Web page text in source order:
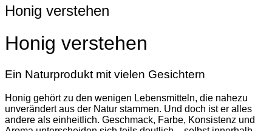
Honig verstehen
Honig verstehen
Ein Naturprodukt mit vielen Gesichtern
Honig gehört zu den wenigen Lebensmitteln, die nahezu
unverändert aus der Natur stammen. Und doch ist er alles
andere als einheitlich. Geschmack, Farbe, Konsistenz und